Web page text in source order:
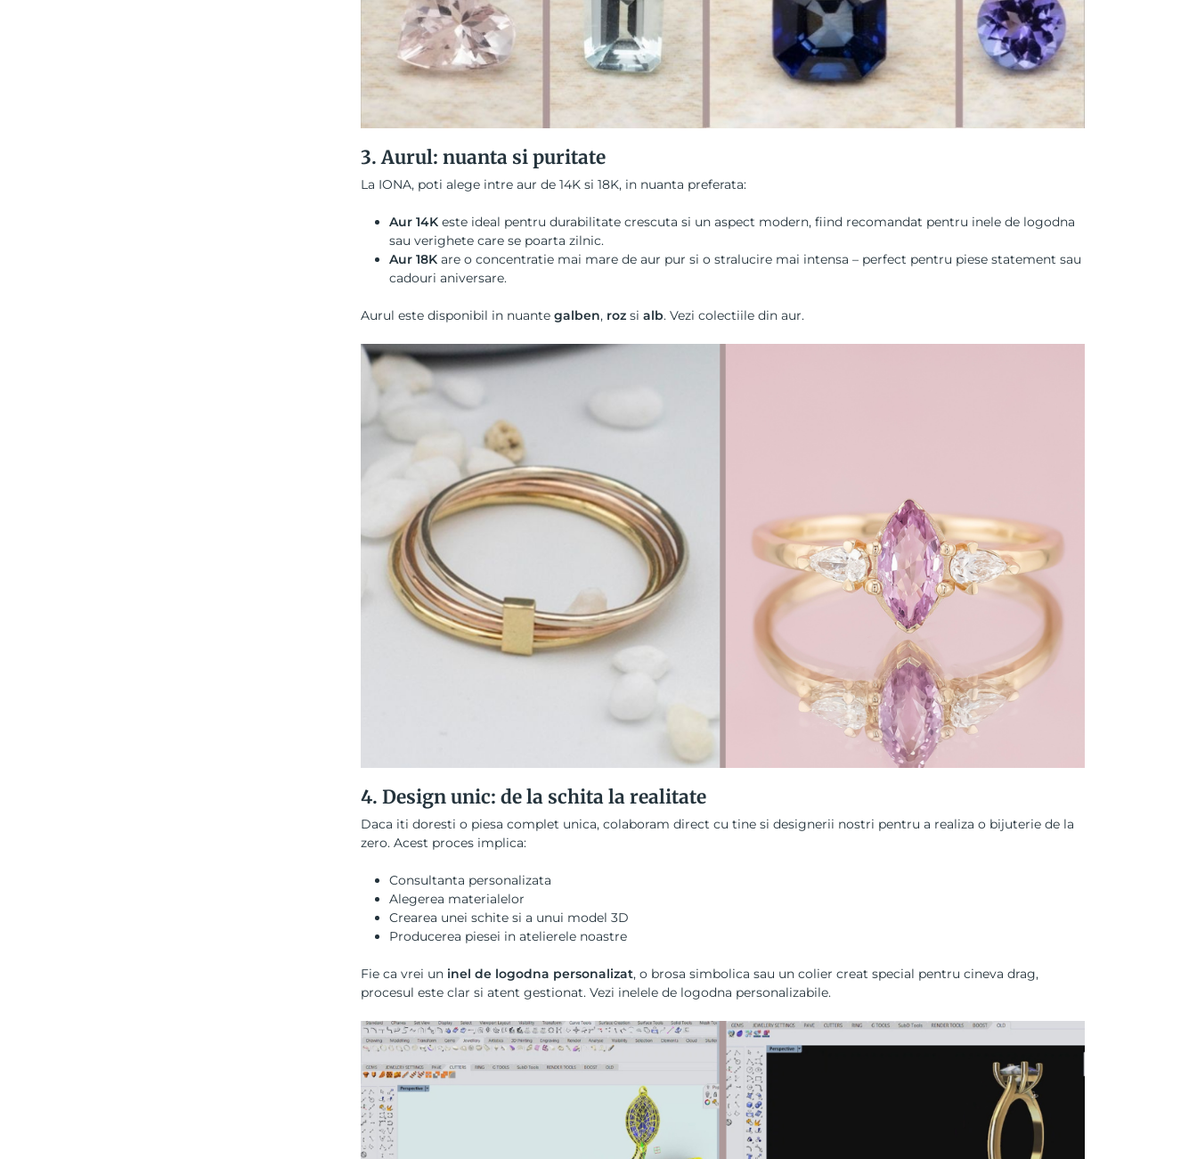
3. Aurul: nuanta si puritate
La IONA, poti alege intre aur de 14K si 18K, in nuanta preferata:
Aur 14K este ideal pentru durabilitate crescuta si un aspect modern, fiind recomandat pentru inele de logodna
sau verighete care se poarta zilnic.
Aur 18K are o concentratie mai mare de aur pur si o stralucire mai intensa – perfect pentru piese statement sau
cadouri aniversare.
Aurul este disponibil in nuante galben, roz si alb. Vezi colectiile din aur.
4. Design unic: de la schita la realitate
Daca iti doresti o piesa complet unica, colaboram direct cu tine si designerii nostri pentru a realiza o bijuterie de la
zero. Acest proces implica:
Consultanta personalizata
Alegerea materialelor
Crearea unei schite si a unui model 3D
Producerea piesei in atelierele noastre
Fie ca vrei un inel de logodna personalizat, o brosa simbolica sau un colier creat special pentru cineva drag,
procesul este clar si atent gestionat. Vezi inelele de logodna personalizabile.